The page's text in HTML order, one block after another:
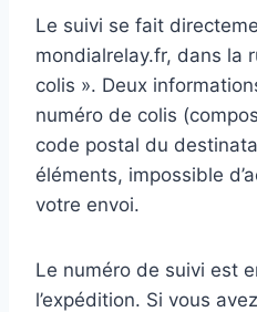
Le suivi se fait
mondialrelay.fr, dans la
colis ». Deux
numéro de colis
code postal du
éléments, impossible
votre envoi.
Le numéro de suivi est
l’expédition. Si vous